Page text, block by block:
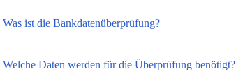
Was ist die Bankdatenüberprüfung?
Welche Daten werden für die Überprüfung benötigt?